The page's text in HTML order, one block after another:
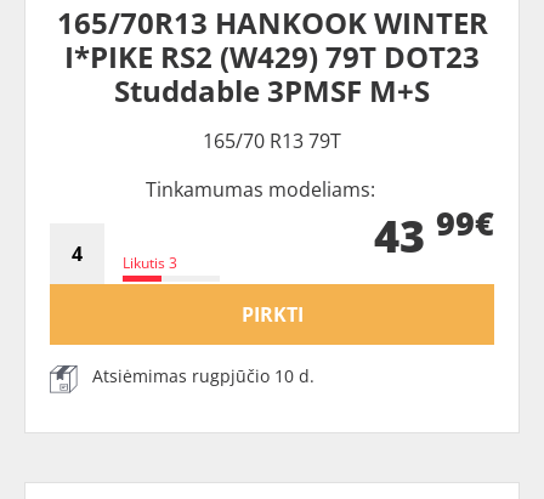
165/70R13 HANKOOK WINTER
I*PIKE RS2 (W429) 79T DOT23
Studdable 3PMSF M+S
165/70 R13 79T
Tinkamumas modeliams:
Likutis 3 43 99€
PIRKTI
Atsiėmimas rugpjūčio 10 d.